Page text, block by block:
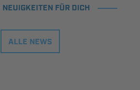
NEUIGKEITEN FÜR DICH
ALLE NEWS